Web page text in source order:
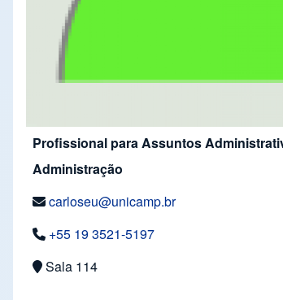
Profissional para Assuntos
Administração
carloseu@unicamp.br
+55 19 3521-5197
Sala 114